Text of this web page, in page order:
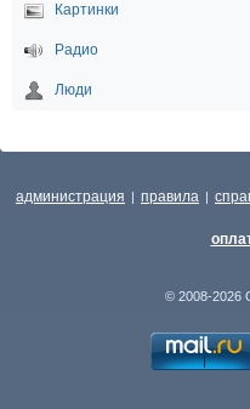
Картинки
Радио
Люди
администрация | правила |
© 2008-